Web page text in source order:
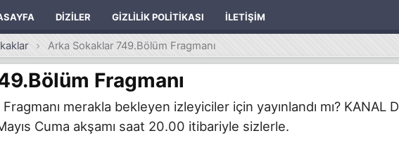
DIZILER GIZLILIK POLITIKASI İLETIŞIM
Arka Sokaklar 749.Bölüm Fragmanı
Fragmanı
merakla bekleyen izleyiciler için yayınlandı mı? KANAL D
Cuma akşamı saat 20.00 itibariyle sizlerle.